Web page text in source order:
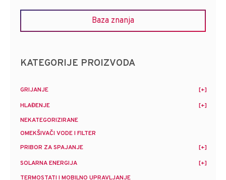
Baza znanja
KATEGORIJE PROIZVODA
GRIJANJE
HLAĐENJE
NEKATEGORIZIRANE
OMEKŠIVAČI VODE I FILTER
PRIBOR ZA SPAJANJE
SOLARNA ENERGIJA
TERMOSTATI I MOBILNO UPRAVLJANJE